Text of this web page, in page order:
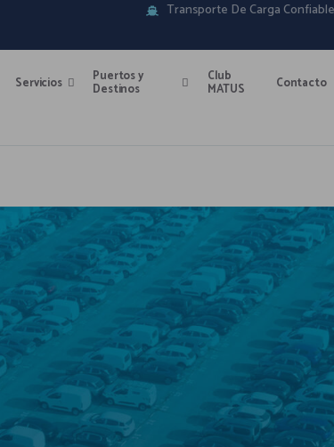
Transporte De Carga Confiable
Servicios Puertos y
Destinos
Club
MATUS Contacto